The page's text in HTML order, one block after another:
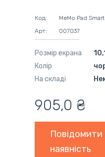
Код:
MeMo Pad
Арт:
007037
Розмір екрана
Колір
На складі
905,0 ₴
Повідомити
наявність
на оригінальні
на сумісні